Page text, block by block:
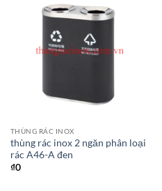
THÙNG RÁC INOX
thùng rác inox 2 ngăn phân loại
rác A46-A đen
₫0